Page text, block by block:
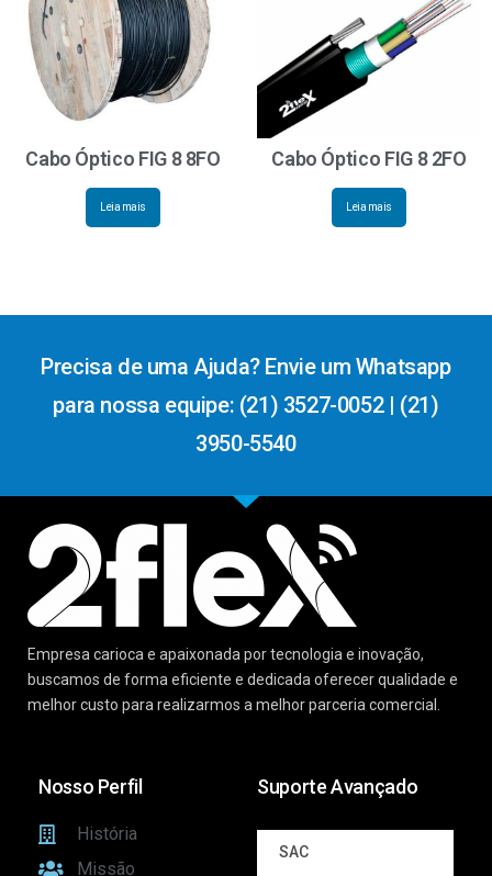
Cabo Óptico FIG 8 8FO
Leia mais
Cabo Óptico FIG 8 2FO
Leia mais
Precisa de uma Ajuda? Envie um Whatsapp
para nossa equipe: (21) 3527-0052 | (21)
3950-5540
Empresa carioca e apaixonada por tecnologia e inovação,
buscamos de forma eficiente e dedicada oferecer qualidade e
melhor custo para realizarmos a melhor parceria comercial.
Nosso Perfil
História
Missão
Suporte Avançado
SAC